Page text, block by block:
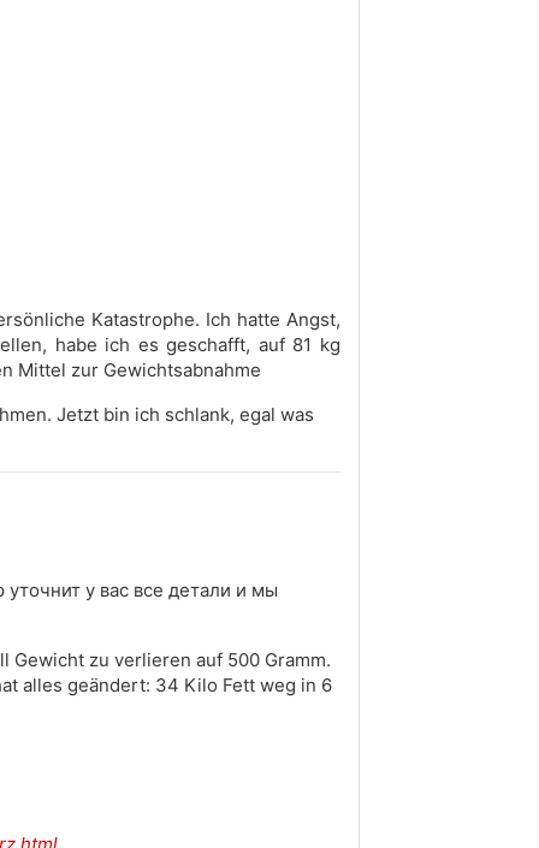
Katastrophe. Ich hatte Angst,
habe ich es geschafft, auf 81 kg
Mittel zur Gewichtsabnahme
Jetzt bin ich schlank, egal was
у вас все детали и мы
Gewicht zu verlieren auf 500 Gramm.
alles geändert: 34 Kilo Fett weg in 6